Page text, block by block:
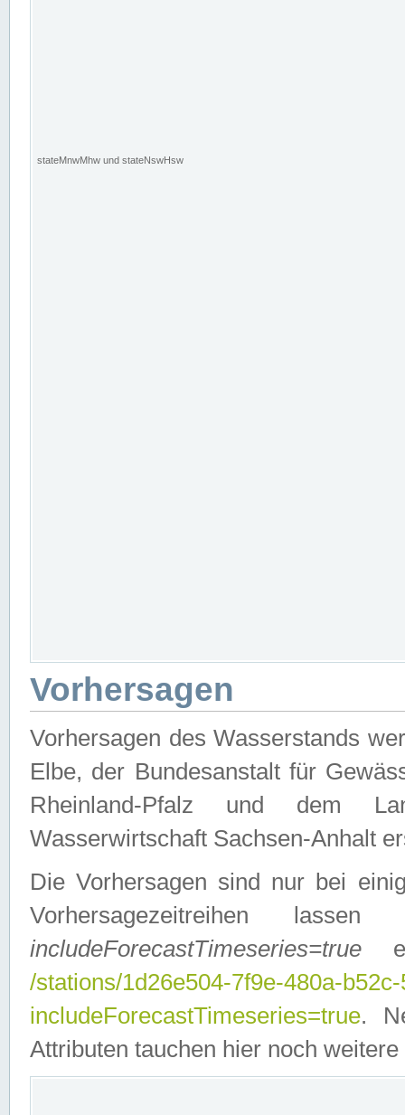
stateMnwMhw und stateNswHsw
Vorhersagen
Vorhersagen des Wasserstands
Elbe, der Bundesanstalt für
Rheinland-Pfalz und dem
Wasserwirtschaft Sachsen-Anhalt
Die Vorhersagen sind nur bei
Vorhersagezeitreihen
includeForecastTimeseries=true
/stations/1d26e504-7f9e-480a-
includeForecastTimeseries=true.
Attributen tauchen hier noch weitere